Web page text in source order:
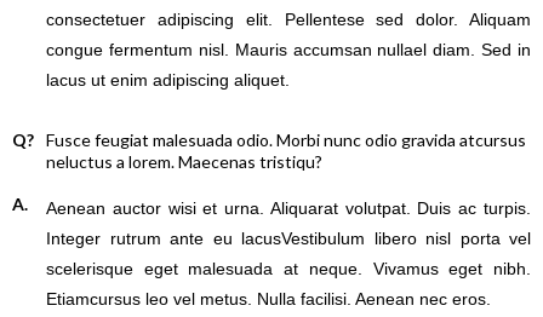
consectetuer adipiscing elit. Pellentese sed dolor. Aliquam
congue fermentum nisl. Mauris accumsan nullael diam. Sed in
lacus ut enim adipiscing aliquet.
Q? Fusce feugiat malesuada odio. Morbi nunc odio gravida atcursus
neluctus a lorem. Maecenas tristiqu?
A.
Aenean auctor wisi et urna. Aliquarat volutpat. Duis ac turpis.
Integer rutrum ante eu lacusVestibulum libero nisl porta vel
scelerisque eget malesuada at neque. Vivamus eget nibh.
Etiamcursus leo vel metus. Nulla facilisi. Aenean nec eros.